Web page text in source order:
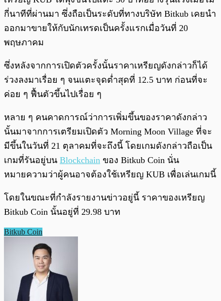
กี่นาทีที่ผ่านมา ซึ่งถือเป็นระดับที่ทางบริษัท Bitkub เคยนำ
ออกมาขายให้กับนักเทรดเป็นครั้งแรกเมื่อวันที่ 20
พฤษภาคม
ซึ่งหลังจากการเปิดตัวครั้งนั้นราคาเหรียญดังกล่าวก็ได้
ร่วงลงมาเรื่อย ๆ จนแตะจุดต่ำสุดที่ 12.5 บาท ก่อนที่จะ
ค่อย ๆ ฟื้นตัวขึ้นไปเรื่อย ๆ
หลาย ๆ คนคาดการณ์ว่าการเพิ่มขึ้นของราคาดังกล่าว
นั้นมาจากการเตรียมเปิดตัว Morning Moon Village ที่จะ
มีขึ้นในวันที่ 21 ตุลาคมที่จะถึงนี้ โดยเกมดังกล่าวถือเป็น
เกมที่รันอยู่บน Blockchain ของ Bitkub Coin นั่น
หมายความว่าผู้คนอาจต้องใช้เหรียญ KUB เพื่อเล่นเกมนี้
โดยในขณะที่กำลังรายงานข่าวอยู่นี้ ราคาของเหรียญ
Bitkub Coin นั้นอยู่ที่ 29.98 บาท
Bitkub Coin